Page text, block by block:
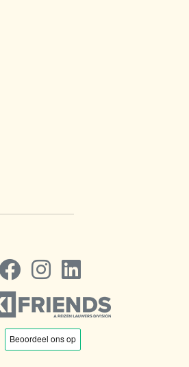
Volg ons op Facebook
Volg ons op Instagram
Volg ons op LinkedIn